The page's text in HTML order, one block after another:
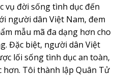
vụ đời sống tình dục đến
người dân Việt Nam, đem
mẫu mã đa dạng hơn cho
Đặc biệt, người dân Việt
lối sống tình dục an toàn,
hơn. Tôi thành lập Quân Tử